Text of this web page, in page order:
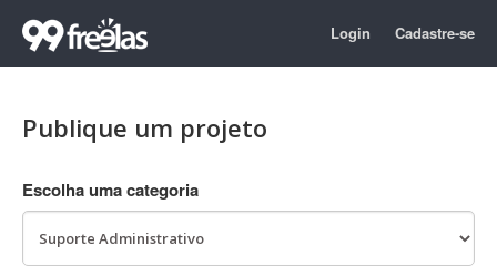
Login Cadastre-se
Publique um projeto
Escolha uma categoria